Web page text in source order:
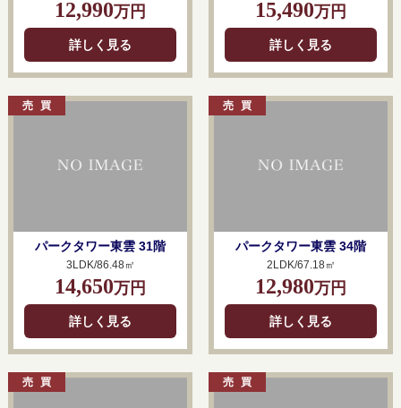
12,990万円
詳しく見る
15,490万円
詳しく見る
パークタワー東雲 31階
3LDK/86.48㎡
14,650万円
詳しく見る
パークタワー東雲 34階
2LDK/67.18㎡
12,980万円
詳しく見る